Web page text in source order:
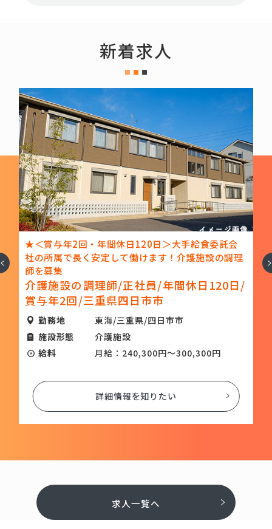
新着求人
★＜賞与年2回・年間休日120日＞大手給食委託会
社の所属で長く安定して働けます！介護施設の調理
師を募集
介護施設の調理師/正社員/年間休日120日/
賞与年2回/三重県四日市市
勤務地
東海/三重県/四日市市
施設形態
介護施設
給料
月給：240,300円～300,300円
詳細情報を知りたい
次
求人一覧へ